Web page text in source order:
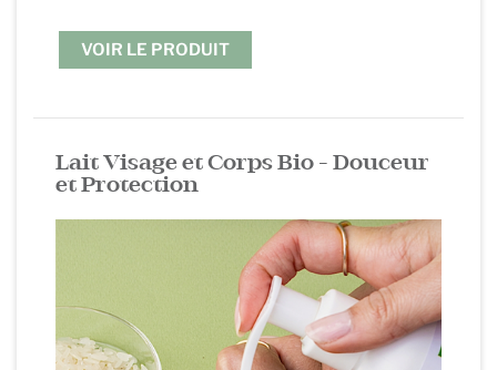
VOIR LE PRODUIT
Lait Visage et Corps Bio - Douceur
et Protection